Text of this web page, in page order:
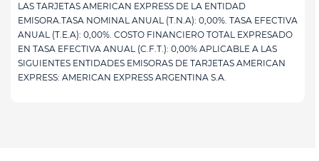
LAS TARJETAS AMERICAN EXPRESS DE LA ENTIDAD
EMISORA.TASA NOMINAL ANUAL (T.N.A): 0,00%. TASA EFECTIVA
ANUAL (T.E.A): 0,00%. COSTO FINANCIERO TOTAL EXPRESADO
EN TASA EFECTIVA ANUAL (C.F.T.): 0,00% APLICABLE A LAS
SIGUIENTES ENTIDADES EMISORAS DE TARJETAS AMERICAN
EXPRESS: AMERICAN EXPRESS ARGENTINA S.A.